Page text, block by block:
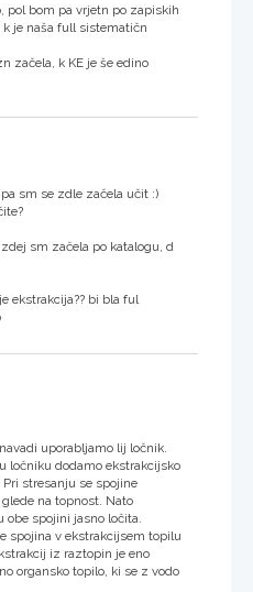
pol bom pa vrjetn po zapiskih
je naša full sistematičn
začela, k KE je še edino
sm se zdle začela učit :)
sm začela po katalogu, d
ekstrakcija?? bi bla ful
uporabljamo lij ločnik.
ločniku dodamo ekstrakcijsko
stresanju se spojine
na topnost. Nato
obe spojini jasno ločita.
spojina v ekstrakcijsem topilu
iz raztopin je eno
organsko topilo, ki se z vodo